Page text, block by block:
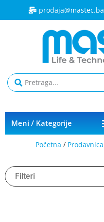
prodaja@mastec.ba​
Meni / Kategorije
Početna / Prodavnica
Filteri